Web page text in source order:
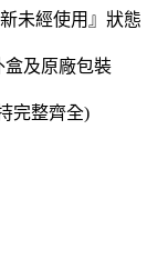
未經使用』狀態
盒及原廠包裝
完整齊全)